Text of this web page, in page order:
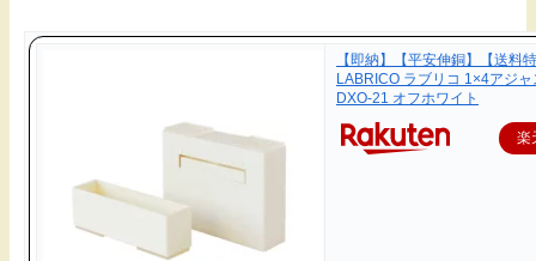
【即納】【平安伸銅】【送料
LABRICO ラブリコ 1×4アジャ
DXO-21 オフホワイト
楽